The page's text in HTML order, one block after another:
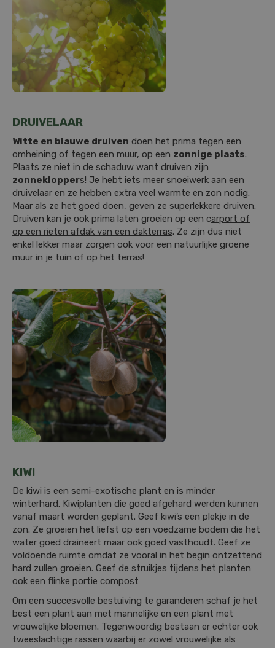
DRUIVELAAR
Witte en blauwe druiven doen het prima tegen een
omheining of tegen een muur, op een zonnige plaats.
Plaats ze niet in de schaduw want druiven zijn
zonnekloppers! Je hebt iets meer snoeiwerk aan een
druivelaar en ze hebben extra veel warmte en zon nodig.
Maar als ze het goed doen, geven ze superlekkere druiven.
Druiven kan je ook prima laten groeien op een carport of
op een rieten afdak van een dakterras. Ze zijn dus niet
enkel lekker maar zorgen ook voor een natuurlijke groene
muur in je tuin of op het terras!
KIWI
De kiwi is een semi-exotische plant en is minder
winterhard. Kiwiplanten die goed afgehard werden kunnen
vanaf maart worden geplant. Geef kiwi’s een plekje in de
zon. Ze groeien het liefst op een voedzame bodem die het
water goed draineert maar ook goed vasthoudt. Geef ze
voldoende ruimte omdat ze vooral in het begin ontzettend
hard zullen groeien. Geef de struikjes tijdens het planten
ook een flinke portie compost
Om een succesvolle bestuiving te garanderen schaf je het
best een plant aan met mannelijke en een plant met
vrouwelijke bloemen. Tegenwoordig bestaan er echter ook
tweeslachtige rassen waarbij er zowel vrouwelijke als